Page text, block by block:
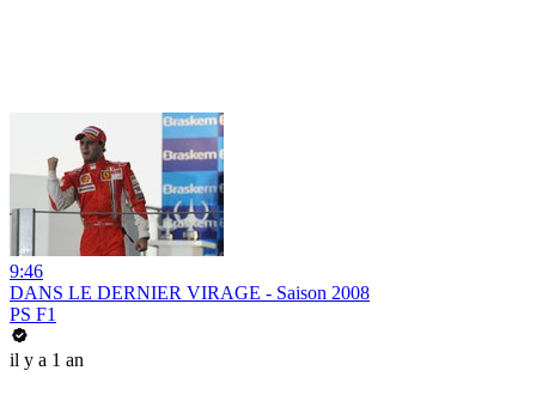
9:46
DANS LE DERNIER VIRAGE - Saison 2008
PS F1
il y a 1 an